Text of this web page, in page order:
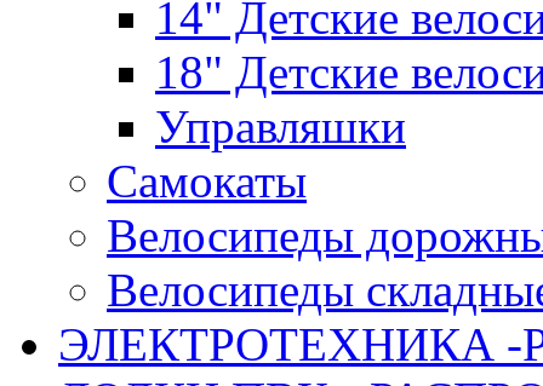
14" Детские
18" Детские
Управляшки
Самокаты
Велосипеды
Велосипеды
ЭЛЕКТРОТЕХНИКА